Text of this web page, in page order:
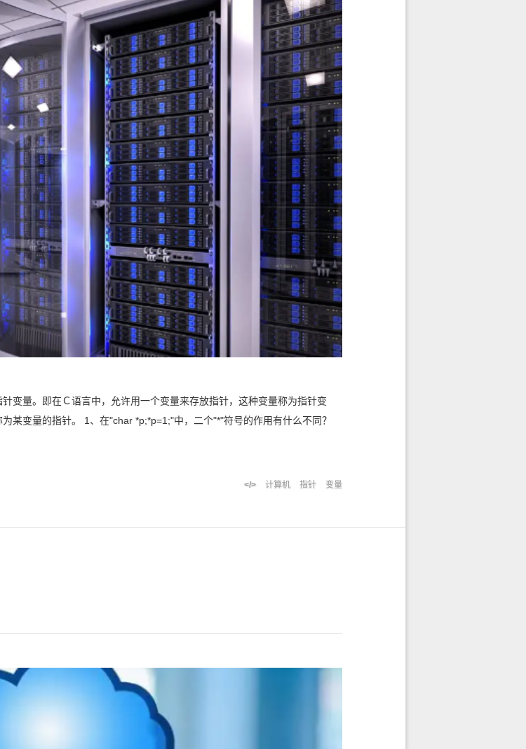
变量。即在Ｃ语言中，允许用一个变量来存放指针，这种变量称为指针变
某变量的指针。 1、在"char *p;*p=1;"中，二个"*"符号的作用有什么不同？
计算机 指针 变量